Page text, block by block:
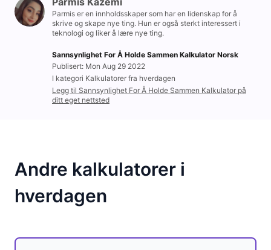
Parmis er en innholdsskaper som har en lidenskap for å
skrive og skape nye ting. Hun er også sterkt interessert i
teknologi og liker å lære nye ting.
Sannsynlighet For Å Holde Sammen Kalkulator Norsk
Publisert: Mon Aug 29 2022
I kategori Kalkulatorer fra hverdagen
Legg til Sannsynlighet For Å Holde Sammen Kalkulator på
ditt eget nettsted
Andre kalkulatorer i
hverdagen